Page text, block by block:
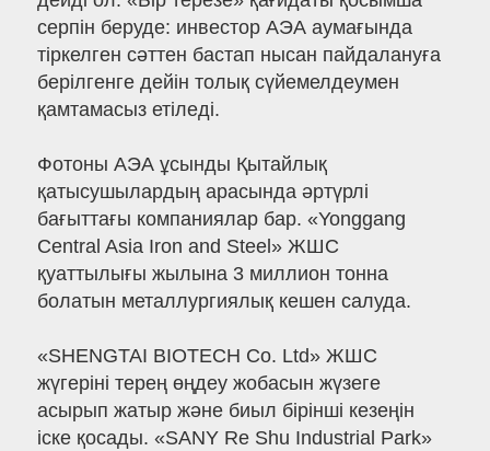
серпін беруде: инвестор АЭА аумағында
тіркелген сәттен бастап нысан пайдалануға
берілгенге дейін толық сүйемелдеумен
қамтамасыз етіледі.
Фотоны АЭА ұсынды Қытайлық
қатысушылардың арасында әртүрлі
бағыттағы компаниялар бар. «Yonggang
Central Asia Iron and Steel» ЖШС
қуаттылығы жылына 3 миллион тонна
болатын металлургиялық кешен салуда.
«SHENGTAI BIOTECH Co. Ltd» ЖШС
жүгеріні терең өңдеу жобасын жүзеге
асырып жатыр және биыл бірінші кезеңін
іске қосады. «SANY Re Shu Industrial Park»